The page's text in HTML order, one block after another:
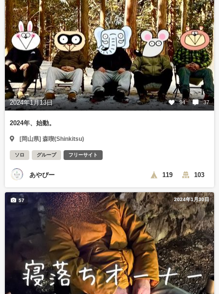
2024年1月13日 94 37
2024年、始動。
[岡山県] 森喫(Shinkitsu)
ソロ グループ フリーサイト
あやぴー 119 103
2024年1月30日
57